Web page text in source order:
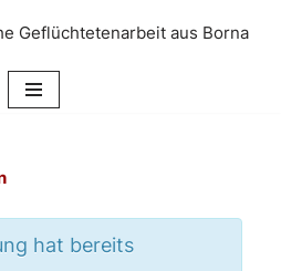
Geflüchtetenarbeit aus Borna
hat bereits